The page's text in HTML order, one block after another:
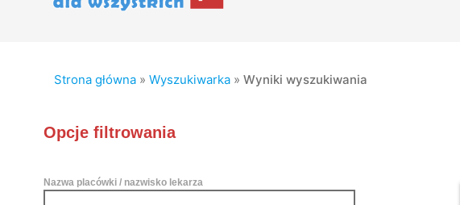
Strona główna »Wyszukiwarka »Wyniki wyszukiwania
Opcje filtrowania
Nazwa placówki / nazwisko lekarza